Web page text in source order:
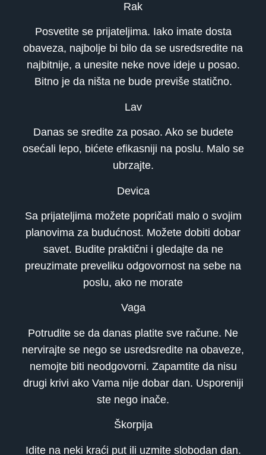
Rak
Posvetite se prijateljima. Iako imate dosta
obaveza, najbolje bi bilo da se usredsredite na
najbitnije, a unesite neke nove ideje u posao.
Bitno je da ništa ne bude previše statično.
Lav
Danas se sredite za posao. Ako se budete
osećali lepo, bićete efikasniji na poslu. Malo se
ubrzajte.
Devica
Sa prijateljima možete popričati malo o svojim
planovima za budućnost. Možete dobiti dobar
savet. Budite praktični i gledajte da ne
preuzimate preveliku odgovornost na sebe na
poslu, ako ne morate
Vaga
Potrudite se da danas platite sve račune. Ne
nervirajte se nego se usredsredite na obaveze,
nemojte biti neodgovorni. Zapamtite da nisu
drugi krivi ako Vama nije dobar dan. Usporeniji
ste nego inače.
Škorpija
Idite na neki kraći put ili uzmite slobodan dan.